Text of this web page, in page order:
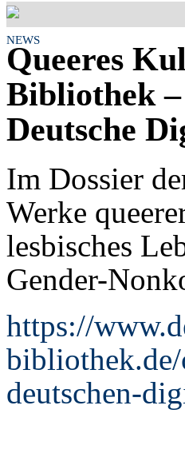
NEWS
Queeres
Bibliothek –
Deutsche
Im Dossier
Werke
lesbisches
Gender-
https://
bibliothek.de/
deutschen-